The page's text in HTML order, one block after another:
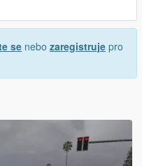
se nebo zaregistruje pro